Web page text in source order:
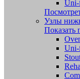
Узлы
Показать